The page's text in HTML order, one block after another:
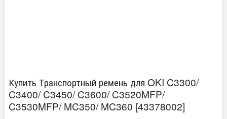
Купить Транспортный ремень для OKI C3300/
C3400/ C3450/ C3600/ C3520MFP/
C3530MFP/ MC350/ MC360 [43378002]